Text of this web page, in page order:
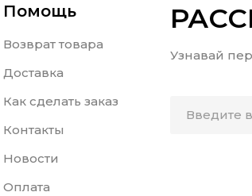
Помощь
Возврат товара
Доставка
Как сделать заказ
Контакты
Новости
Оплата
Узнавай